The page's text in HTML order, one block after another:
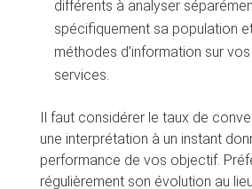
différents à analyser
spécifiquement sa population
méthodes d’information sur
services.
Il faut considérer le taux de
une interprétation à un instant
performance de vos objectif.
régulièrement son évolution au